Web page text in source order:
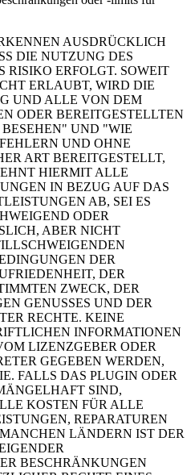
AUSDRÜCKLICH
DIE NUTZUNG DES
RISIKO ERFOLGT. SOWEIT
ERLAUBT, WIRD DIE
UND ALLE VON DEM
ODER BEREITGESTELLTEN
UND "WIE
UND OHNE
ART BEREITGESTELLT,
HIERMIT ALLE
IN BEZUG AUF DAS
AB, SEI ES
ODER
ABER NICHT
DER
DER
ZWECK, DER
GENUSSES UND DER
RECHTE. KEINE
INFORMATIONEN
LIZENZGEBER ODER
GEGEBEN WERDEN,
FALLS DAS PLUGIN ODER
SIND,
KOSTEN FÜR ALLE
REPARATUREN
LÄNDERN IST DER
BESCHRÄNKUNGEN